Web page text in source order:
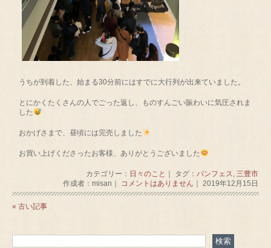
うちが到着した、始まる30分前にはすでに大行列が出来ていました。
とにかくたくさんの人でごった返し、ものすんごい賑わいに気圧されま
した
おかげさまで、昼頃には完売しました
お買い上げくださったお客様、ありがとうございました
カテゴリー： 日々のこと ｜ タグ： パンフェス, 三豊市
作成者：misan｜ コメントはありません ｜ 2019年12月15日
« 古い記事